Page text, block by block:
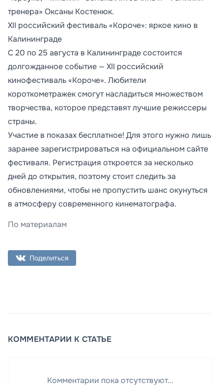
тренера» Оксаны Костенюк.
XII российский фестиваль «Короче»: яркое кино в
Калининграде
С 20 по 25 августа в Калининграде состоится
долгожданное событие — XII российский
кинофестиваль «Короче». Любители
короткометражек смогут насладиться множеством
творчества, которое представят лучшие режиссеры
страны.
Участие в показах бесплатное! Для этого нужно лишь
заранее зарегистрироваться на официальном сайте
фестиваля. Регистрация откроется за несколько
дней до открытия, поэтому стоит следить за
обновлениями, чтобы не пропустить шанс окунуться
в атмосферу современного кинематографа.
По материалам
Поделиться
КОММЕНТАРИИ К СТАТЬЕ
Комментарии пока отсутствуют...